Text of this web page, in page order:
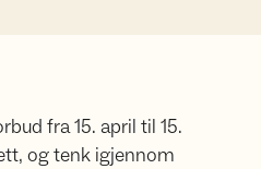
fra 15. april til 15.
og tenk igjennom